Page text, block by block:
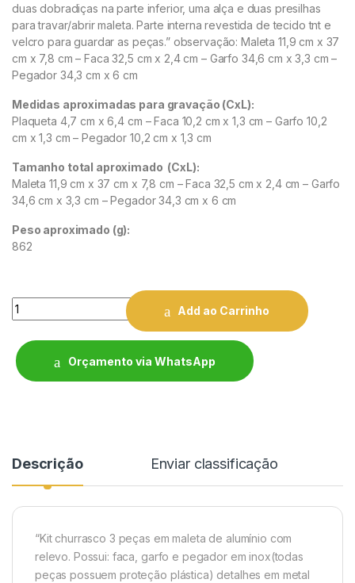
duas dobradiças na parte inferior, uma alça e duas presilhas
para travar/abrir maleta. Parte interna revestida de tecido tnt e
velcro para guardar as peças.” observação: Maleta 11,9 cm x 37
cm x 7,8 cm – Faca 32,5 cm x 2,4 cm – Garfo 34,6 cm x 3,3 cm –
Pegador 34,3 cm x 6 cm
Medidas aproximadas para gravação (CxL):
Plaqueta 4,7 cm x 6,4 cm – Faca 10,2 cm x 1,3 cm – Garfo 10,2
cm x 1,3 cm – Pegador 10,2 cm x 1,3 cm
Tamanho total aproximado (CxL):
Maleta 11,9 cm x 37 cm x 7,8 cm – Faca 32,5 cm x 2,4 cm – Garfo
34,6 cm x 3,3 cm – Pegador 34,3 cm x 6 cm
Peso aproximado (g):
862
Quantity
Add ao Carrinho
Orçamento via WhatsApp
Descrição Enviar classificação
“Kit churrasco 3 peças em maleta de alumínio com
relevo. Possui: faca, garfo e pegador em inox(todas
peças possuem proteção plástica) detalhes em metal